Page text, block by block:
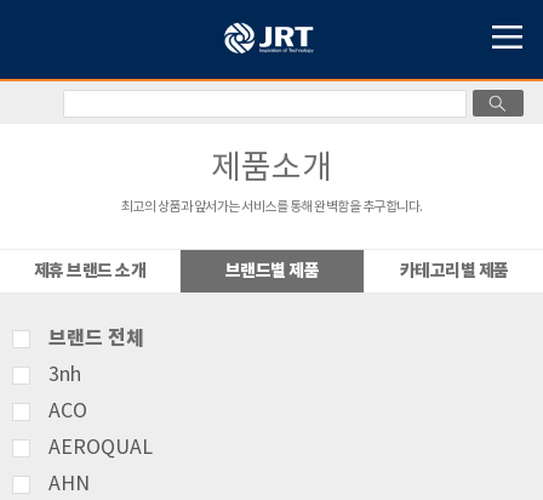
제품소개
최고의 상품과 앞서가는 서비스를 통해 완벽함을 추구합니다.
제휴 브랜드 소개 브랜드별 제품 카테고리별 제품
브랜드 전체
3nh
ACO
AEROQUAL
AHN